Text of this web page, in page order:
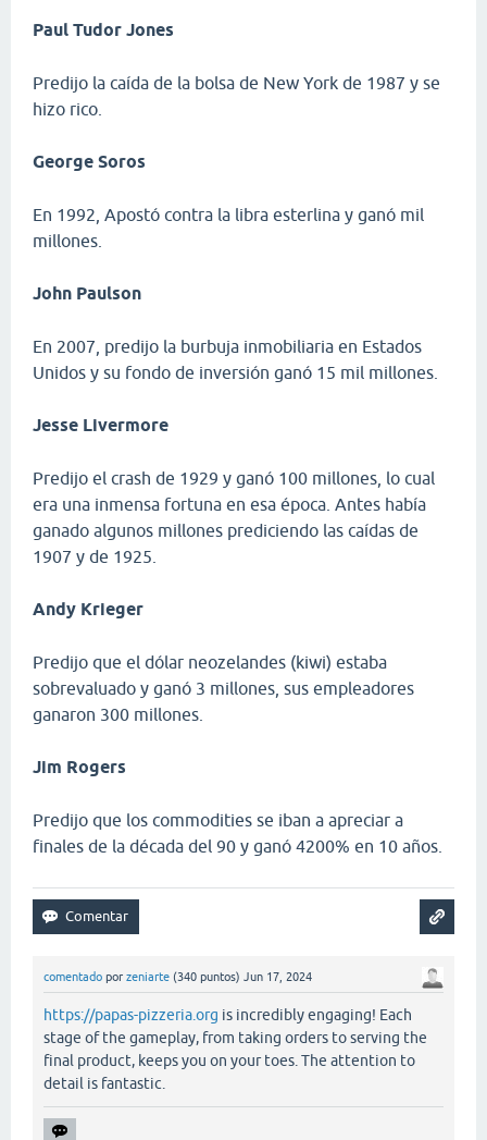
Paul Tudor Jones
Predijo la caída de la bolsa de New York de 1987 y se
hizo rico.
George Soros
En 1992, Apostó contra la libra esterlina y ganó mil
millones.
John Paulson
En 2007, predijo la burbuja inmobiliaria en Estados
Unidos y su fondo de inversión ganó 15 mil millones.
Jesse Livermore
Predijo el crash de 1929 y ganó 100 millones, lo cual
era una inmensa fortuna en esa época. Antes había
ganado algunos millones prediciendo las caídas de
1907 y de 1925.
Andy Krieger
Predijo que el dólar neozelandes (kiwi) estaba
sobrevaluado y ganó 3 millones, sus empleadores
ganaron 300 millones.
Jim Rogers
Predijo que los commodities se iban a apreciar a
finales de la década del 90 y ganó 4200% en 10 años.
comentado por zeniarte (340 puntos) Jun 17, 2024
https://papas-pizzeria.org is incredibly engaging! Each
stage of the gameplay, from taking orders to serving the
final product, keeps you on your toes. The attention to
detail is fantastic.